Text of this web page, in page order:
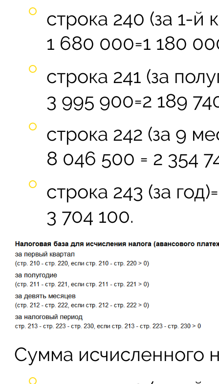
строка 240 (за 1-й
1 680 000=1 180
строка 241 (за
3 995 900=2 189
строка 242 (за 9
8 046 500 = 2 354
строка 243 (за
3 704 100.
Сумма исчисленного